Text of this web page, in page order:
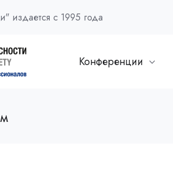
издается с 1995 года
Конференции